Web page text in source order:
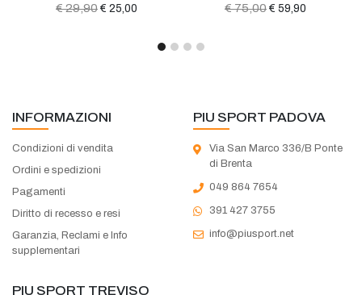
€ 29,90 € 25,00
€ 75,00 € 59,90
INFORMAZIONI
Condizioni di vendita
Ordini e spedizioni
Pagamenti
Diritto di recesso e resi
Garanzia, Reclami e Info
supplementari
PIU SPORT PADOVA
Via San Marco 336/B Ponte
di Brenta
049 864 7654
391 427 3755
info@piusport.net
PIU SPORT TREVISO